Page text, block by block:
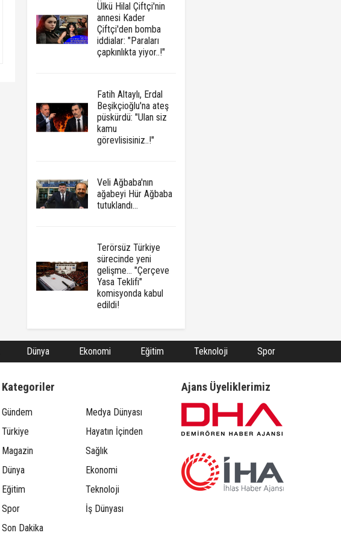
Ülkü Hilal Çiftçi'nin
annesi Kader
Çiftçi'den bomba
iddialar: "Paraları
çapkınlıkta yiyor..!"
Fatih Altaylı, Erdal
Beşikçioğlu'na ateş
püskürdü: "Ulan siz
kamu
görevlisisiniz..!"
Veli Ağbaba'nın
ağabeyi Hür Ağbaba
tutuklandı...
Terörsüz Türkiye
sürecinde yeni
gelişme... "Çerçeve
Yasa Teklifi"
komisyonda kabul
edildi!
Dünya Ekonomi Eğitim Teknoloji Spor
Kategoriler
Gündem
Medya Dünyası
Türkiye
Hayatın İçinden
Magazin
Sağlık
Dünya
Ekonomi
Eğitim
Teknoloji
Spor
İş Dünyası
Son Dakika
Ajans Üyeliklerimiz